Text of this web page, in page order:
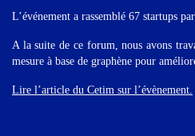
L’événement a rassemblé 67 startups
A la suite de ce forum, nous avons
mesure à base de graphène pour
Lire l’article du Cetim sur l’évènement.